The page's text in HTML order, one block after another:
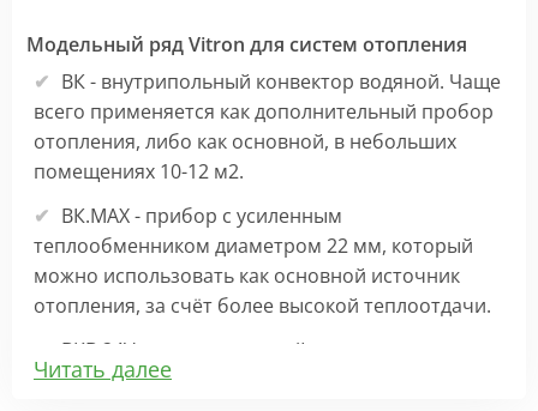
Модельный ряд Vitron для систем отопления
ВК - внутрипольный конвектор водяной. Чаще
всего применяется как дополнительный пробор
отопления, либо как основной, в небольших
помещениях 10-12 м2.
ВК.МАХ - прибор с усиленным
теплообменником диаметром 22 мм, который
можно использовать как основной источник
отопления, за счёт более высокой теплоотдачи.
ВКВ 24V – внутрипольный конвектор
отопления с вентилятором на 24В подходит для
Читать далее